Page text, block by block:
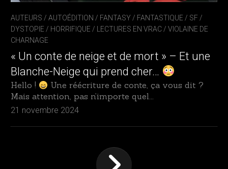
AUTEURS / AUTOÉDITION / FANTASY / FANTASTIQUE / SF /
DYSTOPIE / HORRIFIQUE / LECTURES EN VRAC / VIOLAINE DE
CHARNAGE
« Un conte de neige et de mort » – Et une
Blanche-Neige qui prend cher…
Hello !
Une réécriture de conte, ça vous dit ?
Mais attention, pas n’importe quel...
21 novembre 2024